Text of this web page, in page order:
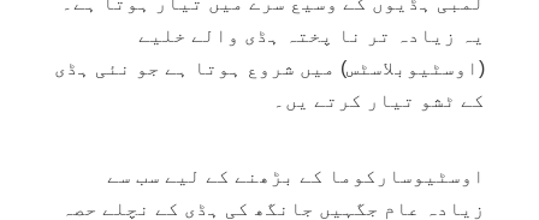
یہ زیادہ تر نا پختہ ہڈی والے خلیے
(اوسٹیوبلاسٹس) میں شروع ہوتا ہے جو نئی ہڈی
کے ٹشو تیار کرتے یں۔
اوسٹیوسارکوما کے بڑھنے کے لیے سب سے
زیادہ عام جگہیں جانگھ کی ہڈی کے نچلے حصہ